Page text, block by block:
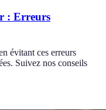
: Erreurs
évitant ces erreurs
Suivez nos conseils